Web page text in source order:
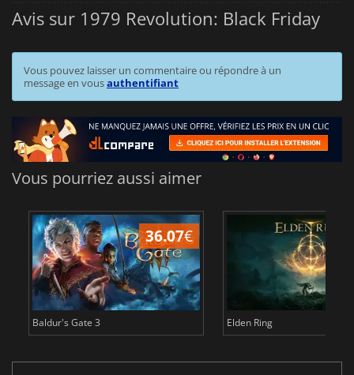
Avis sur 1979 Revolution: Black Friday
Vous pouvez laisser un commentaire ou répondre à un
message en vousauthentifiant
Vous pourriez aussi aimer
36.07€
Baldur's Gate 3 Elden Ring